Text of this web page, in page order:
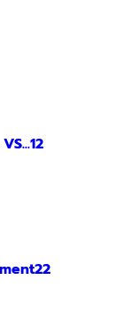
12
22